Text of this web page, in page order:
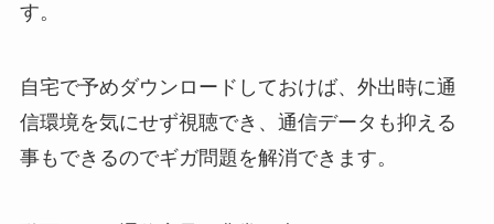
す。
自宅で予めダウンロードしておけば、外出時に通
信環境を気にせず視聴でき、通信データも抑える
事もできるのでギガ問題を解消できます。